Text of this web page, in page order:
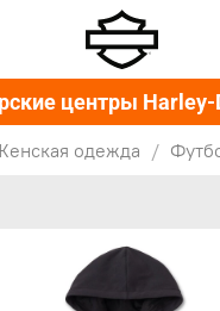
центры Harley-
одежда